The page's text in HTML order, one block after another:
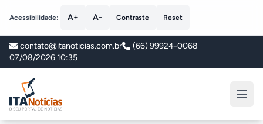
Acessibilidade: A+ A- Contraste Reset
contato@itanoticias.com.br
(66) 99924-0068
07/08/2026 10:35
ITA Notícias